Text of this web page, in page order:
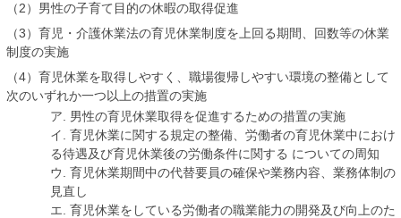
（2）男性の子育て目的の休暇の取得促進
（3）育児・介護休業法の育児休業制度を上回る期間、回数等の休業
制度の実施
（4）育児休業を取得しやすく、職場復帰しやすい環境の整備として
次のいずれか一つ以上の措置の実施
ア. 男性の育児休業取得を促進するための措置の実施
イ. 育児休業に関する規定の整備、労働者の育児休業中におけ
る待遇及び育児休業後の労働条件に関する についての周知
ウ. 育児休業期間中の代替要員の確保や業務内容、業務体制の
見直し
エ. 育児休業をしている労働者の職業能力の開発及び向上のた